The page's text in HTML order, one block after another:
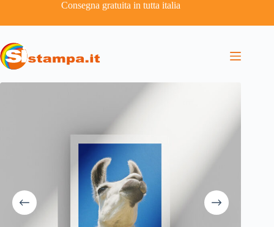
Consegna gratuita in tutta italia